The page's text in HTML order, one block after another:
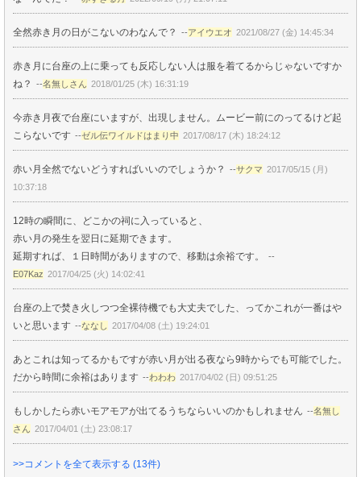
全然赤き月の日がこないのわなんで？ --アイウエオ 2021/08/27 (金) 14:45:34
赤き月に台座の上に乗っても反応しない人は服を着てるからじゃないですか
ね？
--名無しさん 2018/01/25 (木) 16:31:19
今赤き月夜で台座にいますが、出現しません。ムービー前にのってるけど起
こらないです --ゼル伝ワイルドはまり中 2017/08/17 (木) 18:24:12
赤い月全然でないどうすればいいのでしょうか？ --サクマ 2017/05/15 (月)
10:37:18
12時の瞬間に、どこかの祠に入っていると、
赤い月の発生を翌日に延期できます。
延期すれば、１日時間がありますので、移動は余裕です。
--
E07Kaz 2017/04/25 (火) 14:02:41
台座の上で焚き火しつつ全裸待機でも大丈夫でした、ってかこれが一番はや
いと思います --ななし 2017/04/08 (土) 19:24:01
あとこれは知ってるかもですが赤い月が出る夜なら9時からでも可能でした。
だから時間に余裕はあります --わわわ 2017/04/02 (日) 09:51:25
もしかしたら赤いモアモアが出てるうちならいいのかもしれません --名無し
さん 2017/04/01 (土) 23:08:17
>>コメントを全て表示する (13件)